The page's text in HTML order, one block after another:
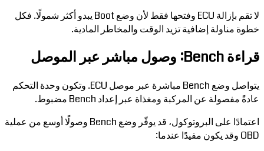
لا تقم بإزالة ECU وفتحها فقط لأن وضع Boot يبدو أكثر شمولًا. فكل
خطوة مناولة إضافية تزيد الوقت والمخاطر المادية.
قراءة Bench: وصول مباشر عبر الموصل
يتواصل وضع Bench مباشرة عبر موصل ECU. وتكون وحدة التحكم
عادةً مفصولة عن المركبة ومغذاة عبر إعداد Bench مضبوط.
اعتمادًا على البروتوكول، قد يوفّر وضع Bench وصولًا أوسع من عملية
OBD وقد يكون مفيدًا عندما: